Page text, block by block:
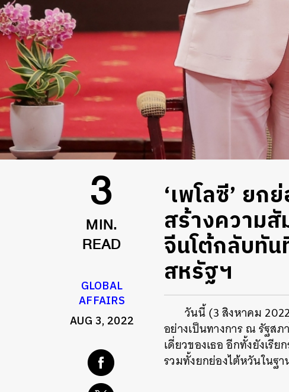
3
MIN.
READ
GLOBAL
AFFAIRS
AUG 3, 2022
‘เพโลซี’ ย
สร้างความ
จีนโต้กลับทัน
สหรัฐฯ​
วันนี้ (3 สิงหาคม
อย่างเป็นทางการ ณ รัฐส
เดี่ยวของเธอ อีกทั้งยังเรี
รวมทั้งยกย่องไต้หวันในฐ